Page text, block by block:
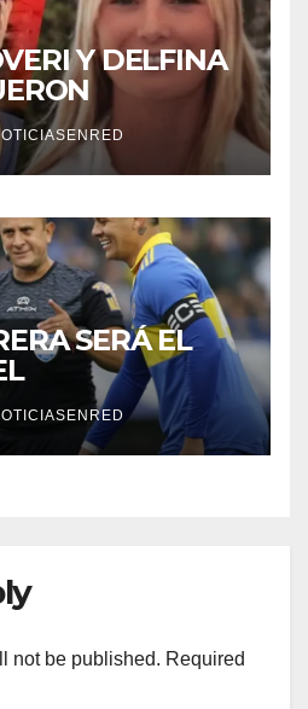
Y DELFINA
PARA
MÉDICOS
SERÁ EL
EN EL
not be published. Required